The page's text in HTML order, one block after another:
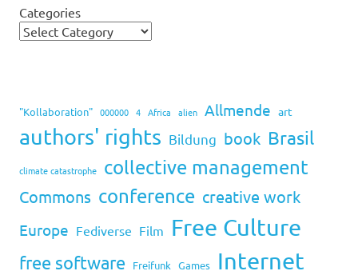
Categories
"Kollaboration" 000000 4 Africa alien Allmende art
authors' rights Bildung book Brasil
climate catastrophe collective management
Commons conference creative work
Europe Fediverse Film Free Culture
free software Freifunk Games Internet